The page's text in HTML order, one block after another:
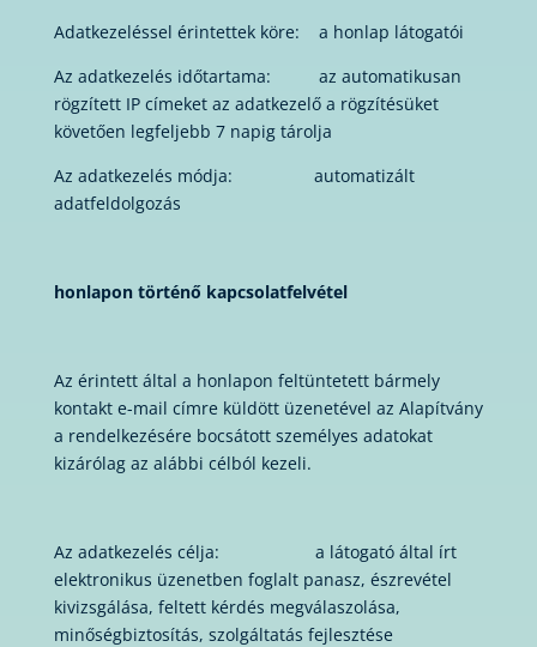
Adatkezeléssel érintettek köre: a honlap látogatói
Az adatkezelés időtartama: az automatikusan
rögzített IP címeket az adatkezelő a rögzítésüket
követően legfeljebb 7 napig tárolja
Az adatkezelés módja: automatizált
adatfeldolgozás
honlapon történő kapcsolatfelvétel
Az érintett által a honlapon feltüntetett bármely
kontakt e-mail címre küldött üzenetével az Alapítvány
a rendelkezésére bocsátott személyes adatokat
kizárólag az alábbi célból kezeli.
Az adatkezelés célja: a látogató által írt
elektronikus üzenetben foglalt panasz, észrevétel
kivizsgálása, feltett kérdés megválaszolása,
minőségbiztosítás, szolgáltatás fejlesztése